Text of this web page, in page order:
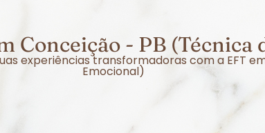
Conceição - PB
experiências transformadoras com a EFT
Emocional)